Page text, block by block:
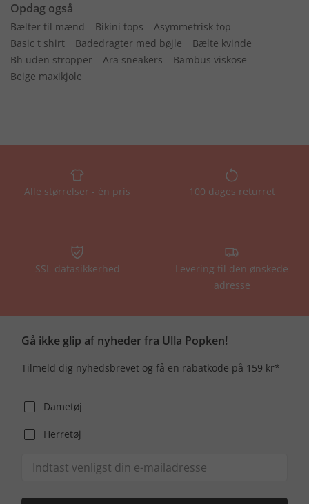
Opdag også
Bælter til mænd Bikini tops
Asymmetrisk top
Basic t shirt
Badedragter med bøjle
Bælte kvinde
Bh uden stropper
Ara sneakers
Bambus viskose
Beige maxikjole
Alle størrelser - én pris 100 dages returret
SSL-datasikkerhed
Levering til den ønskede
adresse
Gå ikke glip af nyheder fra Ulla Popken!
Tilmeld dig nyhedsbrevet og få en rabatkode på 159 kr*
Dametøj
Herretøj